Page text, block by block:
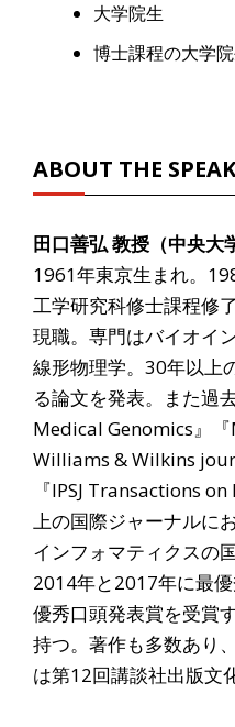
大学院生
博士課程の大学
ABOUT THE
田口善弘 教授（中央大
1961年東京生まれ。
工学研究科修士課程修
現職。専門はバイオイ
線形物理学。30年以上
る論文を発表。また過
Medical Genomics』
Williams & Wilkins
『IPSJ Transactions
上の国際ジャーナルに
インフォマティクスの
2014年と2017年に最
優秀口頭発表賞を受賞
持つ。著作も多数あり
は第12回講談社出版文